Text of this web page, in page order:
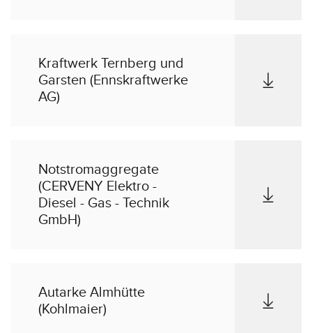
Kraftwerk Ternberg und
Garsten (Ennskraftwerke
AG)
Notstromaggregate
(CERVENY Elektro -
Diesel - Gas - Technik
GmbH)
Autarke Almhütte
(Kohlmaier)